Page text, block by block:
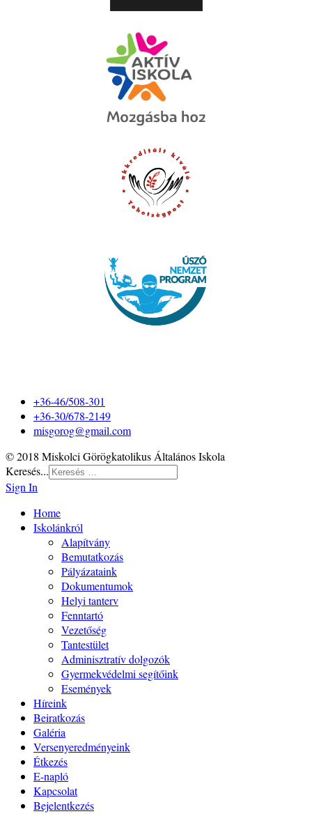
+36-46/508-301
+36-30/678-2149
misgorog@gmail.com
© 2018 Miskolci Görögkatolikus Általános Iskola
Keresés...
Sign In
Home
Iskolánkról
Alapítvány
Bemutatkozás
Pályázataink
Dokumentumok
Helyi tanterv
Fenntartó
Vezetőség
Tantestület
Adminisztratív dolgozók
Gyermekvédelmi segítőink
Események
Híreink
Beiratkozás
Galéria
Versenyeredményeink
Étkezés
E-napló
Kapcsolat
Bejelentkezés